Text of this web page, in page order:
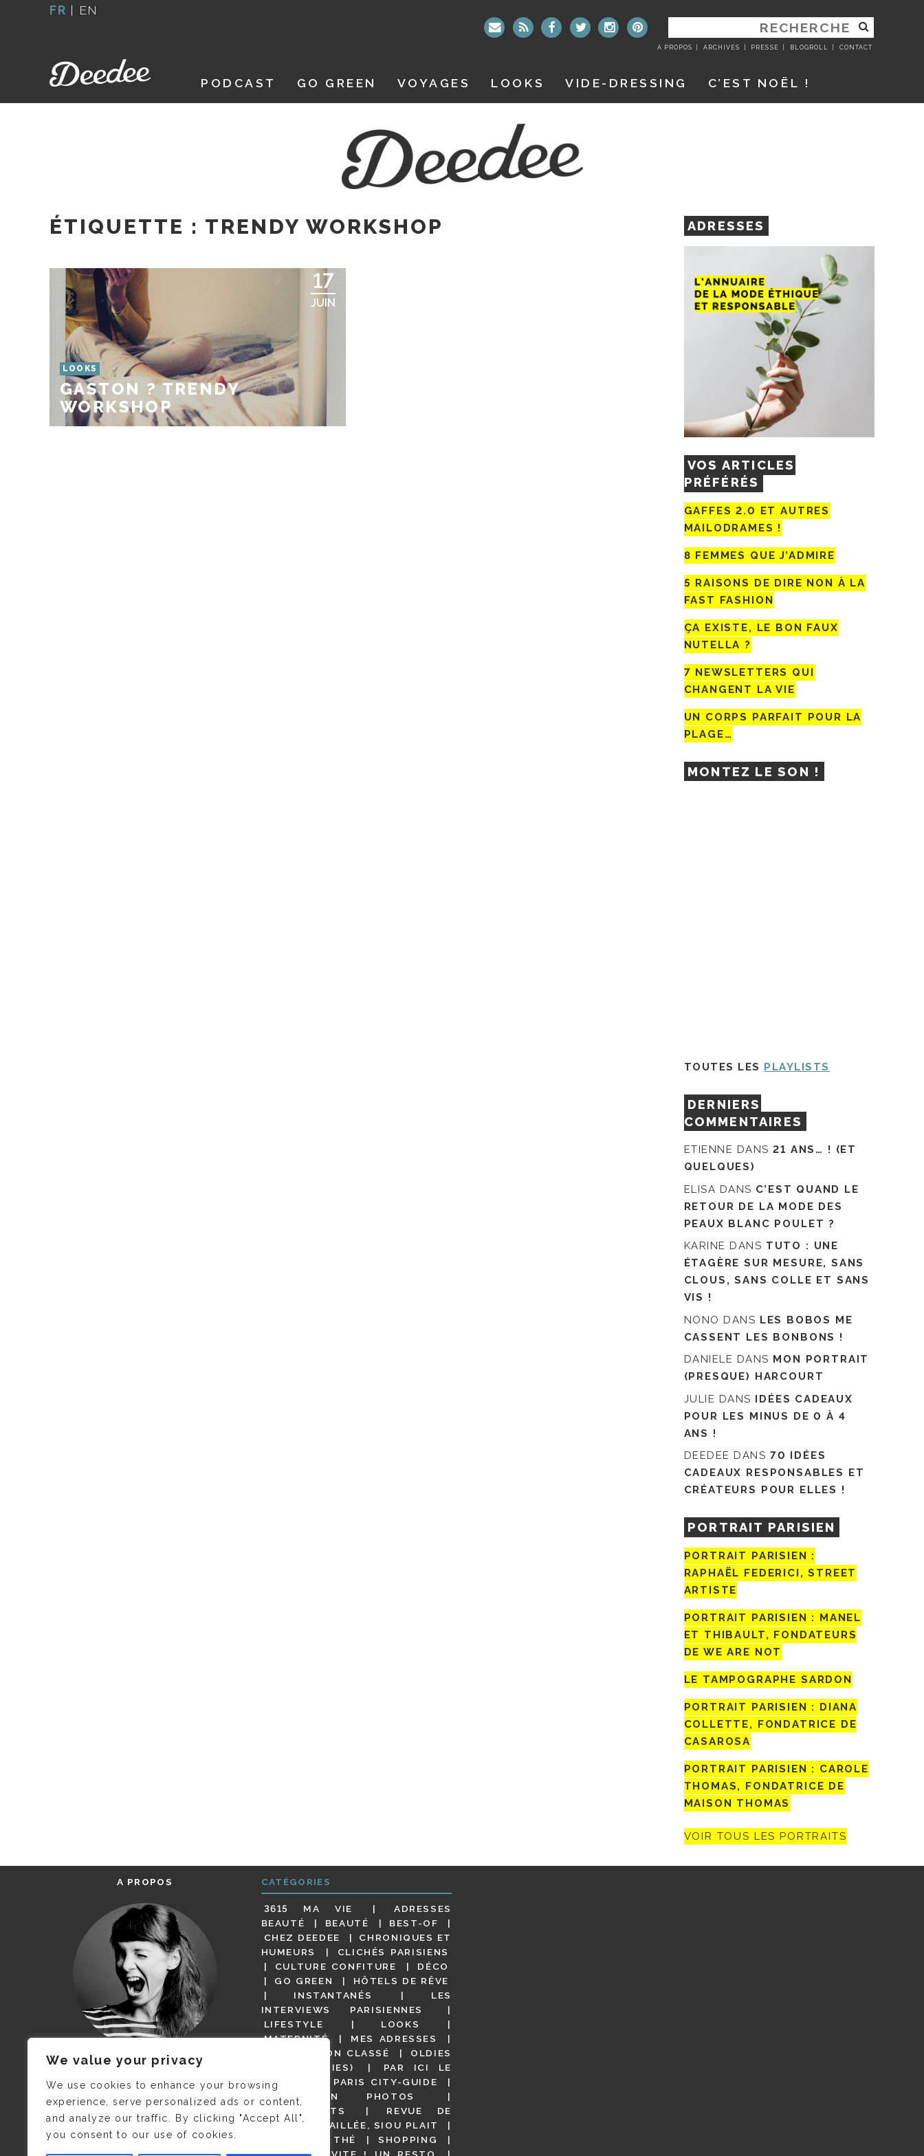
We value your privacy
We use cookies to enhance your browsing
experience, serve personalized ads or content,
and analyze our traffic. By clicking "Accept All",
you consent to our use of cookies.
FR | EN
RECHERCHER
:
A PROPOS ARCHIVES PRESSE BLOGROLL CONTACT
PODCAST GO GREEN VOYAGES LOOKS VIDE-DRESSING C’EST NOËL !
ÉTIQUETTE : TRENDY WORKSHOP
17
JUIN
LOOKS
GASTON ? TRENDY
WORKSHOP
ADRESSES
VOS ARTICLES
PRÉFÉRÉS
GAFFES 2.0 ET AUTRES
MAILODRAMES !
8 FEMMES QUE J’ADMIRE
5 RAISONS DE DIRE NON À LA
FAST FASHION
ÇA EXISTE, LE BON FAUX
NUTELLA ?
7 NEWSLETTERS QUI
CHANGENT LA VIE
UN CORPS PARFAIT POUR LA
PLAGE…
MONTEZ LE SON !
TOUTES LES PLAYLISTS
DERNIERS
COMMENTAIRES
ETIENNE DANS21 ANS… ! (ET
QUELQUES)
ELISA DANS C’EST QUAND LE
RETOUR DE LA MODE DES
PEAUX BLANC POULET ?
KARINE DANS TUTO : UNE
ÉTAGÈRE SUR MESURE, SANS
CLOUS, SANS COLLE ET SANS
VIS !
NONO DANS LES BOBOS ME
CASSENT LES BONBONS !
DANIELE DANS MON PORTRAIT
(PRESQUE) HARCOURT
JULIE DANS IDÉES CADEAUX
POUR LES MINUS DE 0 À 4
ANS !
DEEDEE DANS 70 IDÉES
CADEAUX RESPONSABLES ET
CRÉATEURS POUR ELLES !
PORTRAIT PARISIEN
PORTRAIT PARISIEN :
RAPHAËL FEDERICI, STREET
ARTISTE
PORTRAIT PARISIEN : MANEL
ET THIBAULT, FONDATEURS
DE WE ARE NOT
LE TAMPOGRAPHE SARDON
PORTRAIT PARISIEN : DIANA
COLLETTE, FONDATRICE DE
CASAROSA
PORTRAIT PARISIEN : CAROLE
THOMAS, FONDATRICE DE
MAISON THOMAS
VOIR TOUS LES PORTRAITS
A PROPOS
JE M’APPELLE DELPHINE MAIS
C’EST ©CAMILLE COLLIN QUI A
PRIS CETTE PHOTO !
CATÉGORIES
3615 MA VIE
ADRESSES
BEAUTÉ
BEAUTÉ
BEST-OF
CHEZ DEEDEE
CHRONIQUES ET
HUMEURS
CLICHÉS PARISIENS
CULTURE CONFITURE
DÉCO
GO GREEN
HÔTELS DE RÊVE
INSTANTANÉS
LES
INTERVIEWS PARISIENNES
LIFESTYLE
LOOKS
MATERNITÉ
MES ADRESSES
NON CLASSÉ
OLDIES
(BUT GOODIES)
PAR ICI LE
MAGOT !
PARIS CITY-GUIDE
PARIS EN PHOTOS
RESTAURANTS
REVUE DE
PRESSE DÉTAILLÉE, SIOU PLAIT
SALONS DE THÉ
SHOPPING
VIDÉOS
VITE ! UN RESTO